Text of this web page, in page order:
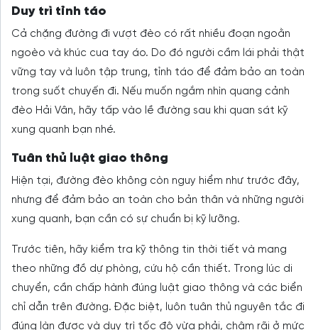
Duy trì tỉnh táo
Cả chặng đường đi vượt đèo có rất nhiều đoạn ngoằn
ngoèo và khúc cua tay áo. Do đó người cầm lái phải thật
vững tay và luôn tập trung, tỉnh táo để đảm bảo an toàn
trong suốt chuyến đi. Nếu muốn ngắm nhìn quang cảnh
đèo Hải Vân, hãy tấp vào lề đường sau khi quan sát kỹ
xung quanh bạn nhé.
Tuân thủ luật giao thông
Hiện tại, đường đèo không còn nguy hiểm như trước đây,
nhưng để đảm bảo an toàn cho bản thân và những người
xung quanh, bạn cần có sự chuẩn bị kỹ lưỡng.
Trước tiên, hãy kiểm tra kỹ thông tin thời tiết và mang
theo những đồ dự phòng, cứu hộ cần thiết. Trong lúc di
chuyển, cần chấp hành đúng luật giao thông và các biển
chỉ dẫn trên đường. Đặc biệt, luôn tuân thủ nguyên tắc đi
đúng làn được và duy trì tốc độ vừa phải, chậm rãi ở mức